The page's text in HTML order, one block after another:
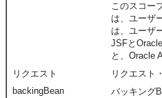
このスコー
は、ユーザ
は、ユーザ
JSFと
と、Oracle
リクエスト
リクエスト
backingBean
バッキング